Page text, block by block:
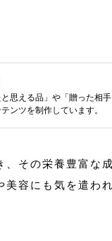
思える品」や「贈った相
ンツを制作しています。
その栄養豊富な
容にも気を遣わ